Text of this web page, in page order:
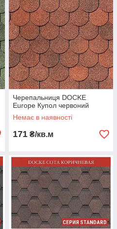
Черепальниця DOCKE
Europe Купол червоний
Немає в наявності
171 ₴/кв.м